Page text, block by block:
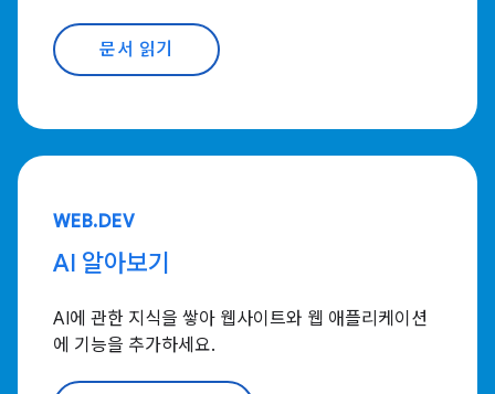
문서 읽기
WEB.DEV
AI 알아보기
AI에 관한 지식을 쌓아 웹사이트와 웹 애플리케이션
에 기능을 추가하세요.